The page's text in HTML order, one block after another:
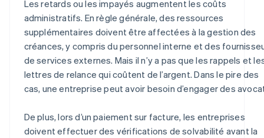
Les retards ou les impayés augmentent les coûts
administratifs. En règle générale, des ressources
supplémentaires doivent être affectées à la gestion des
créances, y compris du personnel interne et des
de services externes. Mais il n’y a pas que les rappels et
lettres de relance qui coûtent de l’argent. Dans le pire des
cas, une entreprise peut avoir besoin d’engager des
De plus, lors d’un paiement sur facture, les entreprises
doivent effectuer des vérifications de solvabilité avant la